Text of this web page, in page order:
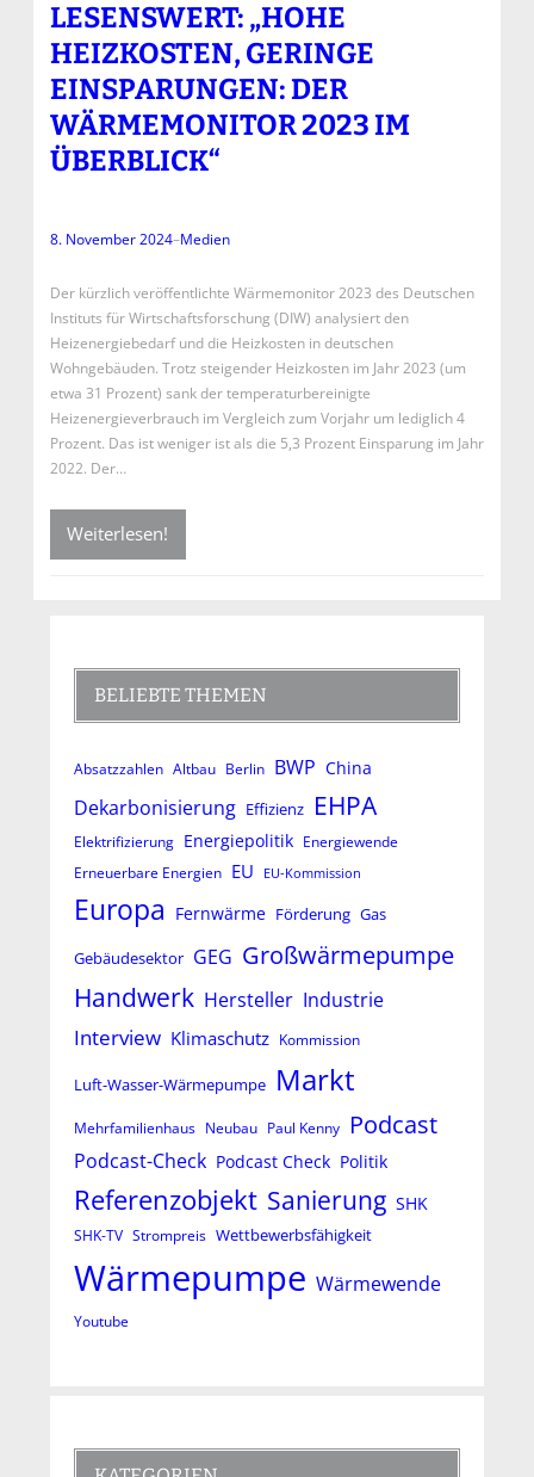
LESENSWERT: „HOHE
HEIZKOSTEN, GERINGE
EINSPARUNGEN: DER
WÄRMEMONITOR 2023 IM
ÜBERBLICK“
8. November 2024–Medien
Der kürzlich veröffentlichte Wärmemonitor 2023 des Deutschen
Instituts für Wirtschaftsforschung (DIW) analysiert den
Heizenergiebedarf und die Heizkosten in deutschen
Wohngebäuden. Trotz steigender Heizkosten im Jahr 2023 (um
etwa 31 Prozent) sank der temperaturbereinigte
Heizenergieverbrauch im Vergleich zum Vorjahr um lediglich 4
Prozent. Das ist weniger ist als die 5,3 Prozent Einsparung im Jahr
2022. Der…
Weiterlesen!
BELIEBTE THEMEN
Absatzzahlen Altbau Berlin BWP China
Dekarbonisierung Effizienz EHPA
Elektrifizierung Energiepolitik Energiewende
Erneuerbare Energien EU EU-Kommission
Europa Fernwärme Förderung Gas
Gebäudesektor GEG Großwärmepumpe
Handwerk Hersteller Industrie
Interview Klimaschutz Kommission
Luft-Wasser-Wärmepumpe Markt
Mehrfamilienhaus Neubau Paul Kenny Podcast
Podcast-Check Podcast Check Politik
Referenzobjekt Sanierung SHK
SHK-TV Strompreis Wettbewerbsfähigkeit
Wärmepumpe Wärmewende
Youtube